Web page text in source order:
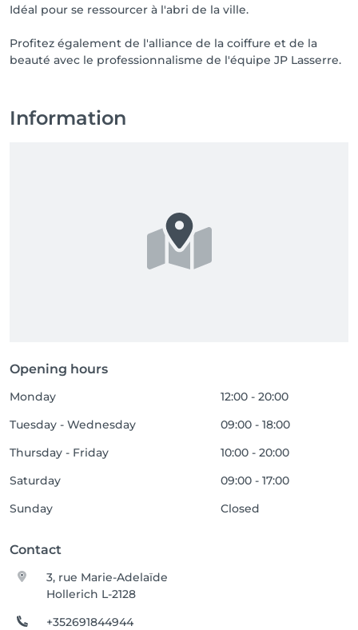
Idéal pour se ressourcer à l'abri de la ville.
Profitez également de l'alliance de la coiffure et de la
beauté avec le professionnalisme de l'équipe JP Lasserre.
Information
Opening hours
Monday
12:00 - 20:00
Tuesday - Wednesday
09:00 - 18:00
Thursday - Friday
10:00 - 20:00
Saturday
09:00 - 17:00
Sunday
Closed
Contact
3, rue Marie-Adelaïde
Hollerich L-2128
+352691844944